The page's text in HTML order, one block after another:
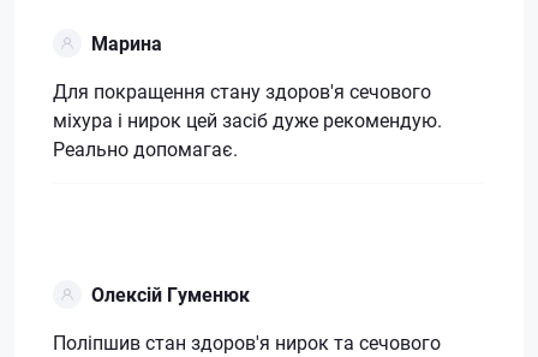
Марина
Для покращення стану здоров'я сечового
міхура і нирок цей засіб дуже рекомендую.
Реально допомагає.
Олексій Гуменюк
Поліпшив стан здоров'я нирок та сечового